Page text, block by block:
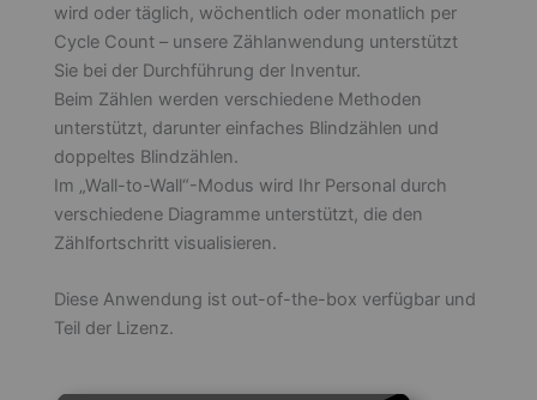
wird oder täglich, wöchentlich oder monatlich per
Cycle Count – unsere Zählanwendung unterstützt
Sie bei der Durchführung der Inventur.
Beim Zählen werden verschiedene Methoden
unterstützt, darunter einfaches Blindzählen und
doppeltes Blindzählen.
Im „Wall-to-Wall“-Modus wird Ihr Personal durch
verschiedene Diagramme unterstützt, die den
Zählfortschritt visualisieren.
Diese Anwendung ist out-of-the-box verfügbar und
Teil der Lizenz.